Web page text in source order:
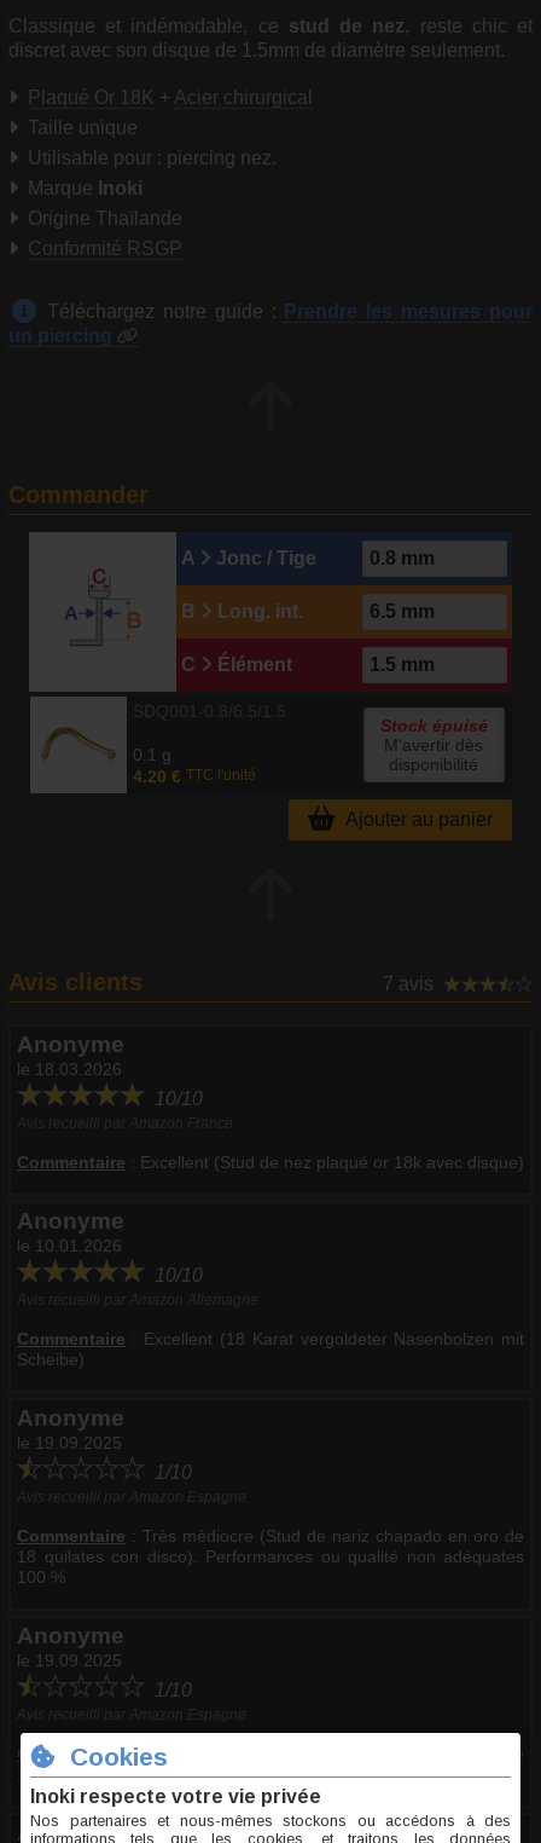
Classique et indémodable, ce stud de nez, reste chic et
discret avec son disque de 1.5mm de diamètre seulement.
Plaqué Or 18K + Acier chirurgical
Taille unique
Utilisable pour : piercing nez.
Marque Inoki
Origine Thaïlande
Conformité RSGP
Téléchargez notre guide :
Prendre les mesures pour
un piercing
Commander
A Jonc / Tige
B Long. int.
C Élément
0.1 g
4.20 € TTC l'unité
Stock épuisé
M'avertir dès
disponibilité
Ajouter au panier
Avis clients 7 avis
Anonyme
le 18.03.2026
10/10
Commentaire : Excellent (Stud de nez plaqué or 18k avec disque)
Anonyme
le 10.01.2026
10/10
Commentaire : Excellent (18 Karat vergoldeter Nasenbolzen mit
Scheibe)
Anonyme
le 19.09.2025
1/10
Commentaire : Très médiocre (Stud de nariz chapado en oro de
18 quilates con disco). Performances ou qualité non adéquates
100 %
Anonyme
le 19.09.2025
1/10
Commentaire:Très médiocre (Stud de nariz chapado en oro de
18 quilates con disco). --
Anonyme